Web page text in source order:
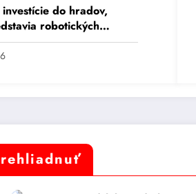
do hradov,
robotických
záchrane životov (prehľad